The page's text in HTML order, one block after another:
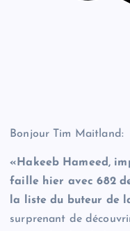
Bonjour Tim Maitland:
«Hakeeb Hameed,
faille hier avec 682
la liste du buteur de
surprenant de